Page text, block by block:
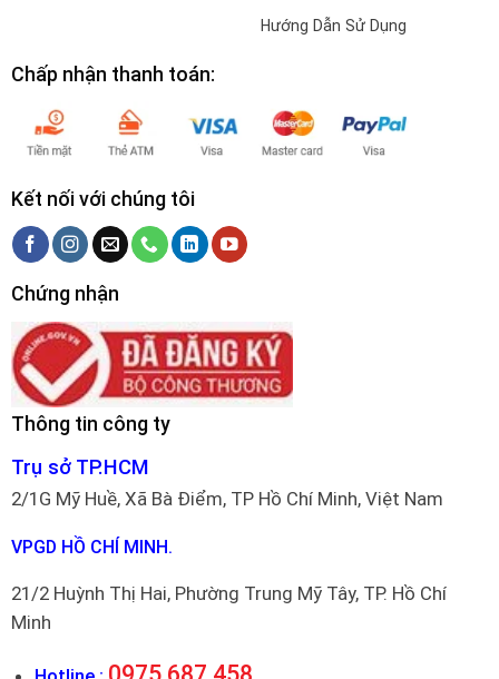
Hướng Dẫn Sử Dụng
Chấp nhận thanh toán:
Kết nối với chúng tôi
Chứng nhận
Thông tin công ty
Trụ sở TP.HCM
2/1G Mỹ Huề, Xã Bà Điểm, TP Hồ Chí Minh, Việt Nam
VPGD HỒ CHÍ MINH.
21/2 Huỳnh Thị Hai, Phường Trung Mỹ Tây, TP. Hồ Chí
Minh